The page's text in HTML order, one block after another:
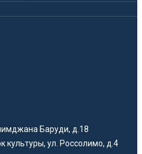
Баруди, д.18
культуры, ул. Россолимо, д.4